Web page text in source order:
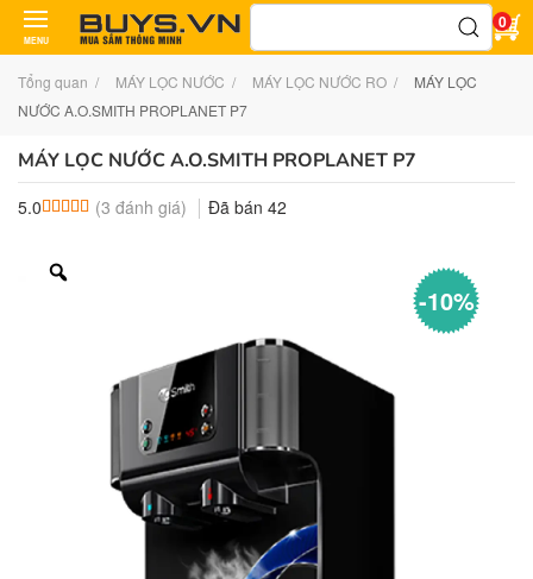
MENU
Tìm
0
Tổng quan MÁY LỌC NƯỚC MÁY LỌC NƯỚC RO
MÁY LỌC
NƯỚC A.O.SMITH PROPLANET P7
MÁY LỌC NƯỚC A.O.SMITH PROPLANET P7
5.0 5.0 trên 5 dựa trên
3 đánh giá
(3 đánh giá) Đã bán 42
-10%